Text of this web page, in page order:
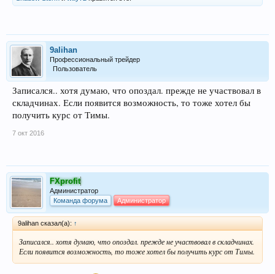
9alihan
Профессиональный трейдер
Пользователь
Записался.. хотя думаю, что опоздал. прежде не участвовал в
складчинах. Если появится возможность, то тоже хотел бы
получить курс от Тимы.
7 окт 2016
FXprofit
Администратор
Команда форума
Администратор
9alihan сказал(а): ↑
Записался.. хотя думаю, что опоздал. прежде не участвовал в складчинах.
Если появится возможность, то тоже хотел бы получить курс от Тимы.